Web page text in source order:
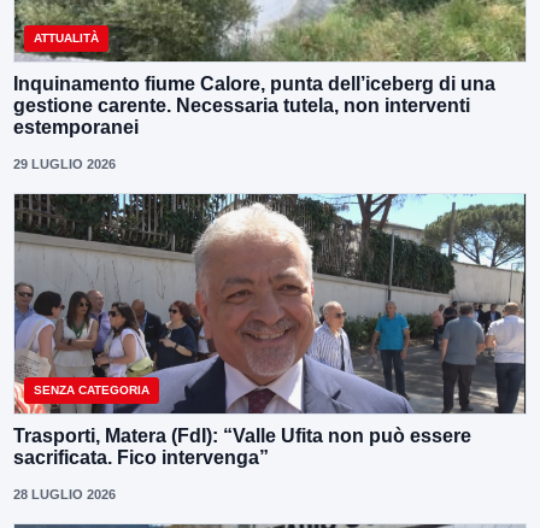
ATTUALITÀ
Inquinamento fiume Calore, punta dell’iceberg di una
gestione carente. Necessaria tutela, non interventi
estemporanei
29 LUGLIO 2026
SENZA CATEGORIA
Trasporti, Matera (FdI): “Valle Ufita non può essere
sacrificata. Fico intervenga”
28 LUGLIO 2026